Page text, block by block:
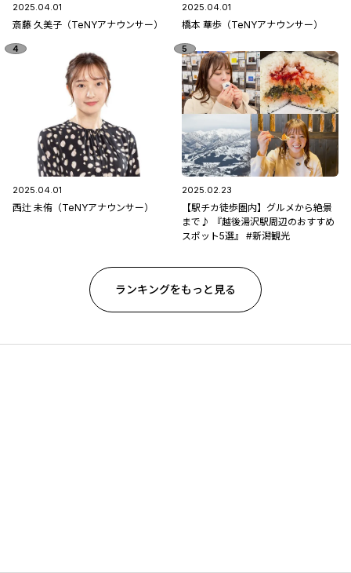
2025.04.01
斎藤 久美子（TeNYアナウンサー）
2025.04.01
橋本 華歩（TeNYアナウンサー）
2025.04.01
西辻 未侑（TeNYアナウンサー）
2025.02.23
【駅チカ徒歩圏内】グルメから絶景
まで♪ 『越後湯沢駅周辺のおすすめ
スポット5選』 #新潟観光
ランキングをもっと見る